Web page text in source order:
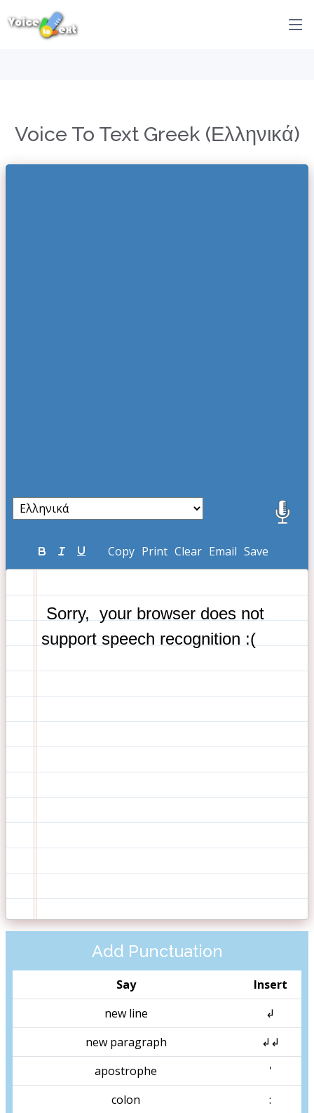
Voice To Text Greek (Ελληνικά)
Copy Print Clear Email Save
Sorry,  your browser does not
Add Punctuation
Say
Insert
new line
↲
new paragraph
↲↲
apostrophe
'
colon
: